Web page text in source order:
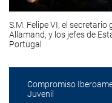
S.M. Felipe VI, el
Allamand, y los jefes de
Portugal
Compromiso
Juvenil